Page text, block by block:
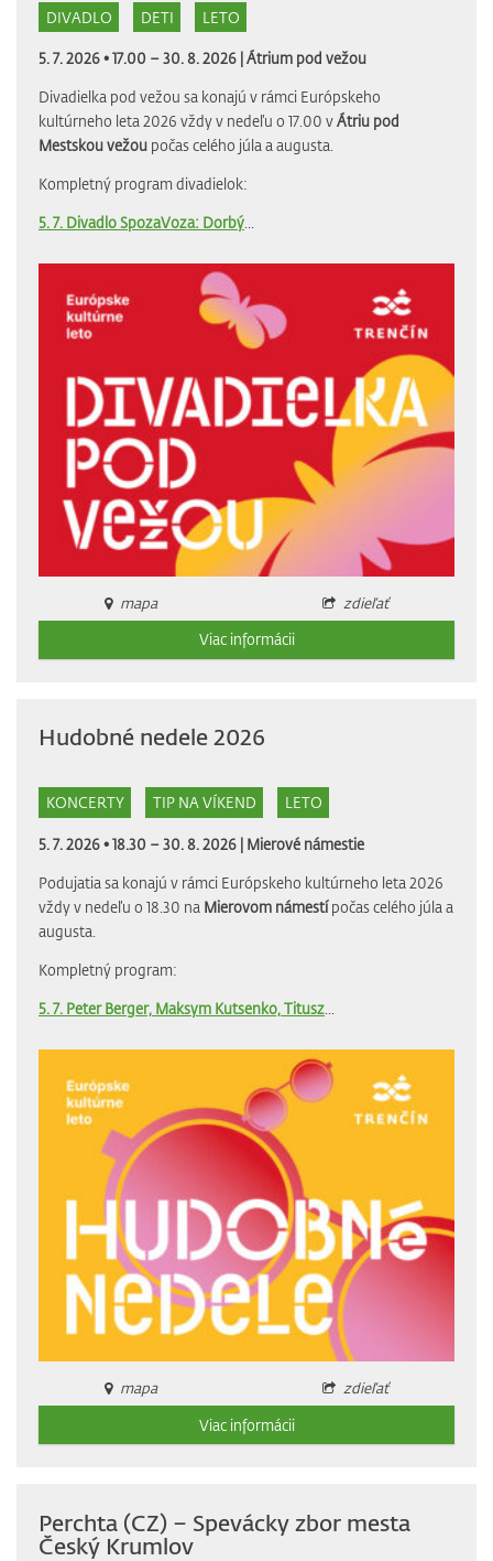
DIVADLO DETI LETO
5. 7. 2026 • 17.00 – 30. 8. 2026 |Átrium pod vežou
Divadielka pod vežou sa konajú v rámci Európskeho
kultúrneho leta 2026 vždy v nedeľu o 17.00 vÁtriu pod
Mestskou vežou počas celého júla a augusta.
Kompletný program divadielok:
5. 7. Divadlo SpozaVoza: Dorbý
mapa
zdieľať
Viac informácii
Hudobné nedele 2026
KONCERTY TIP NA VÍKEND LETO
5. 7. 2026 • 18.30 – 30. 8. 2026 | Mierové námestie
Podujatia sa konajú v rámci Európskeho kultúrneho leta 2026
vždy v nedeľu o 18.30 na Mierovom námestípočas celého júla a
augusta.
Kompletný program:
5. 7. Peter Berger, Maksym Kutsenko, Titusz
mapa
zdieľať
Viac informácii
Perchta (CZ) – Spevácky zbor mesta
Český Krumlov